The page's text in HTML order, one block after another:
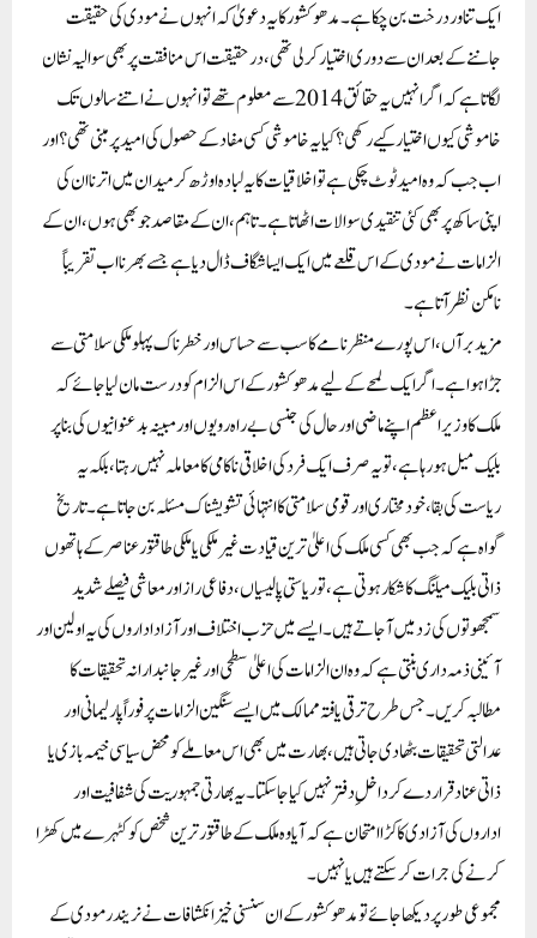
ایک تناور درخت بن چکا ہے۔ مدھو کشور کا یہ دعویٰ کہ انہوں نے مودی کی حقیقت
جاننے کے بعد ان سے دوری اختیار کر لی تھی، درحقیقت اس منافقت پر بھی سوالیہ نشان
لگاتا ہے کہ اگر انہیں یہ حقائق 2014 سے معلوم تھے تو انہوں نے اتنے سالوں تک
خاموشی کیوں اختیار کیے رکھی؟ کیا یہ خاموشی کسی مفاد کے حصول کی امید پر مبنی تھی؟ اور
اب جب کہ وہ امید ٹوٹ چکی ہے تو اخلاقیات کا یہ لبادہ اوڑھ کر میدان میں اترنا ان کی
اپنی ساکھ پر بھی کئی تنقیدی سوالات اٹھاتا ہے۔ تاہم، ان کے مقاصد جو بھی ہوں، ان کے
الزامات نے مودی کے اس قلعے میں ایک ایسا شگاف ڈال دیا ہے جسے بھرنا اب تقریباً
نامکن نظر آتا ہے۔
مزید برآں، اس پورے منظر نامے کا سب سے حساس اور خطرناک پہلو ملکی سلامتی سے
جڑا ہوا ہے۔ اگر ایک لمحے کے لیے مدھو کشور کے اس الزام کو درست مان لیا جائے کہ
ملک کا وزیر اعظم اپنے ماضی اور حال کی جنسی بے راہ رویوں اور مبینہ بدعنوانیوں کی بنا پر
بلیک میل ہو رہا ہے، تو یہ صرف ایک فرد کی اخلاقی ناکامی کا معاملہ نہیں رہتا، بلکہ یہ
ریاست کی بقا، خودمختاری اور قومی سلامتی کا انتہائی تشویشناک مسئلہ بن جاتا ہے۔ تاریخ
گواہ ہے کہ جب بھی کسی ملک کی اعلیٰ ترین قیادت غیر ملکی یا ملکی طاقتور عناصر کے ہاتھوں
ذاتی بلیک میلنگ کا شکار ہوتی ہے، تو ریاستی پالیسیاں، دفاعی راز اور معاشی فیصلے شدید
سمجھوتوں کی زد میں آ جاتے ہیں۔ ایسے میں حزب اختلاف اور آزاد اداروں کی یہ اولین اور
آئینی ذمہ داری بنتی ہے کہ وہ ان الزامات کی اعلیٰ سطحی اور غیر جانبدارانہ تحقیقات کا
مطالبہ کریں۔ جس طرح ترقی یافتہ ممالک میں ایسے سنگین الزامات پر فوراً پارلیمانی اور
عدالتی تحقیقات بٹھا دی جاتی ہیں، بھارت میں بھی اس معاملے کو محض سیاسی خیمہ بازی یا
ذاتی عناد قرار دے کر داخلِ دفتر نہیں کیا جا سکتا۔ یہ بھارتی جمہوریت کی شفافیت اور
اداروں کی آزادی کا کڑا امتحان ہے کہ آیا وہ ملک کے طاقتور ترین شخص کو کٹہرے میں کھڑا
کرنے کی جرات کر سکتے ہیں یا نہیں۔
مجموعی طور پر دیکھا جائے تو مدھو کشور کے ان سنسنی خیز انکشافات نے نریندر مودی کے